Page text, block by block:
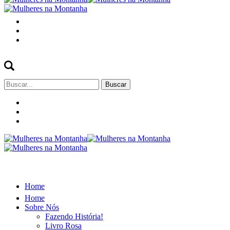
Buscar
por:
Home
Home
Sobre Nós
Fazendo História!
Livro Rosa